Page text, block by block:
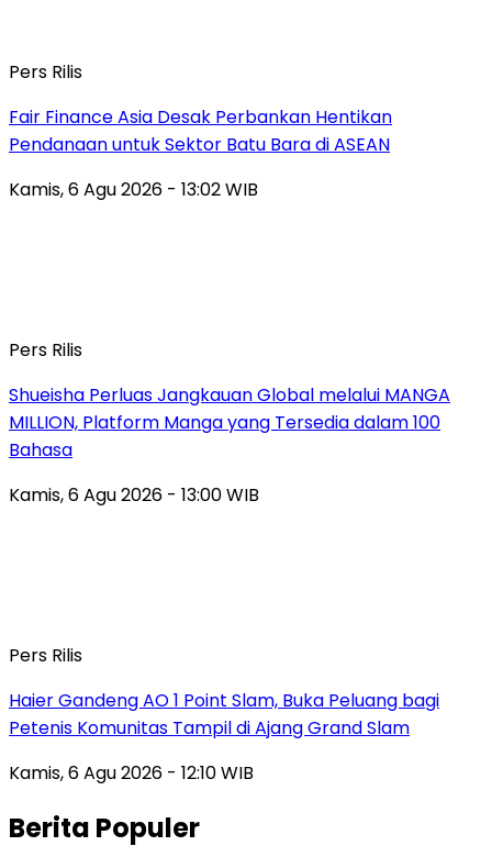
Pers Rilis
Fair Finance Asia Desak Perbankan Hentikan
Pendanaan untuk Sektor Batu Bara di ASEAN
Kamis, 6 Agu 2026 - 13:02 WIB
Pers Rilis
Shueisha Perluas Jangkauan Global melalui MANGA
MILLION, Platform Manga yang Tersedia dalam 100
Bahasa
Kamis, 6 Agu 2026 - 13:00 WIB
Pers Rilis
Haier Gandeng AO 1 Point Slam, Buka Peluang bagi
Petenis Komunitas Tampil di Ajang Grand Slam
Kamis, 6 Agu 2026 - 12:10 WIB
Berita Populer